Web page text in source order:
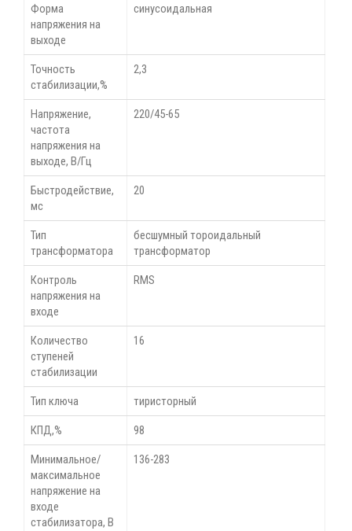
Форма
напряжения на
выходе
синусоидальная
Точность
стабилизации,%
2,3
Напряжение,
частота
напряжения на
выходе, В/Гц
220/45-65
Быстродействие,
мс
20
Тип
трансформатора
бесшумный тороидальный
трансформатор
Контроль
напряжения на
входе
RMS
Количество
ступеней
стабилизации
16
Тип ключа тиристорный
КПД,% 98
Минимальное/
максимальное
напряжение на
входе
стабилизатора, В
136-283